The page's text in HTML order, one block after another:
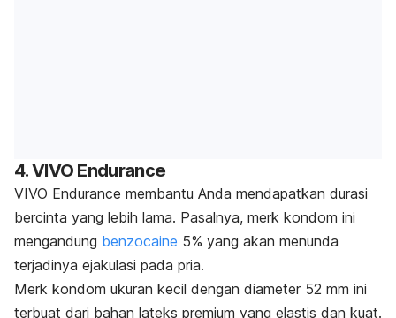
4. VIVO Endurance
VIVO Endurance membantu Anda mendapatkan durasi
bercinta yang lebih lama. Pasalnya, merk kondom ini
mengandung benzocaine 5% yang akan menunda
terjadinya ejakulasi pada pria.
Merk kondom ukuran kecil dengan diameter 52 mm ini
terbuat dari bahan lateks premium yang elastis dan kuat.